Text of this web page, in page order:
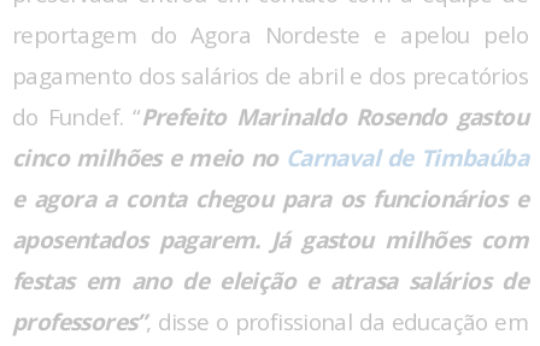
reportagem do Agora Nordeste e apelou pelo
pagamento dos salários de abril e dos precatórios
do Fundef. “Prefeito Marinaldo Rosendo gastou
cinco milhões e meio no Carnaval de Timbaúba
e agora a conta chegou para os funcionários e
aposentados pagarem. Já gastou milhões com
festas em ano de eleição e atrasa salários de
professores”, disse o profissional da educação em